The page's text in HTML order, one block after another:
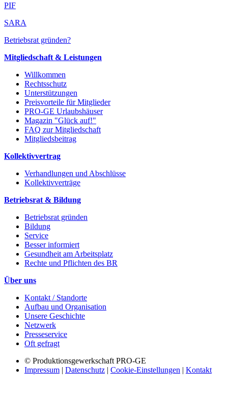
PIF
SARA
Betriebsrat gründen?
Mitgliedschaft & Leistungen
Willkommen
Rechtsschutz
Unterstützungen
Preisvorteile für Mitglieder
PRO-GE Urlaubshäuser
Magazin "Glück auf!"
FAQ zur Mitgliedschaft
Mitgliedsbeitrag
Kollektivvertrag
Verhandlungen und Abschlüsse
Kollektivverträge
Betriebsrat & Bildung
Betriebsrat gründen
Bildung
Service
Besser informiert
Gesundheit am Arbeitsplatz
Rechte und Pflichten des BR
Über uns
Kontakt / Standorte
Aufbau und Organisation
Unsere Geschichte
Netzwerk
Presseservice
Oft gefragt
© Produktionsgewerkschaft PRO-GE
Impressum | Datenschutz | Cookie-Einstellungen | Kontakt